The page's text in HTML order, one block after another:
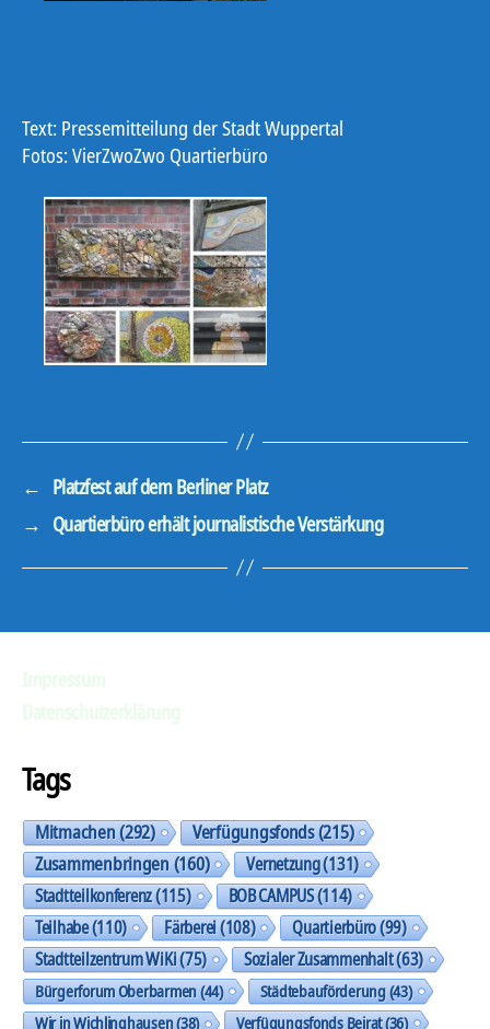
Text: Pressemitteilung der Stadt Wuppertal
Fotos: VierZwoZwo Quartierbüro
← Platzfest auf dem Berliner Platz
→ Quartierbüro erhält journalistische Verstärkung
Tags
Mitmachen(292) Verfügungsfonds(215)
Zusammenbringen(160) Vernetzung(131)
Stadtteilkonferenz(115) BOB CAMPUS(114)
Teilhabe(110) Färberei(108) Quartierbüro(99)
Stadtteilzentrum WiKi(75) Sozialer Zusammenhalt(63)
Bürgerforum Oberbarmen(44) Städtebauförderung(43)
Wir in Wichlinghausen(38) Verfügungsfonds Beirat(36)